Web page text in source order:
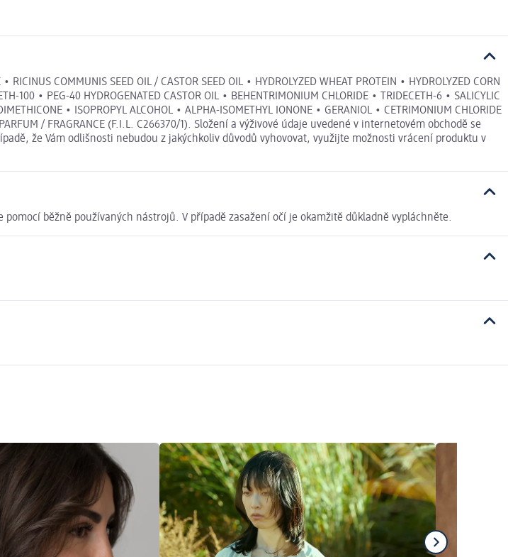
COMMUNIS SEED OIL / CASTOR SEED OIL • HYDROLYZED WHEAT PROTEIN • HYDROLYZED CORN
100 • PEG-40 HYDROGENATED CASTOR OIL • BEHENTRIMONIUM CHLORIDE • TRIDECETH-6 • SALICYLIC
• ISOPROPYL ALCOHOL • ALPHA-ISOMETHYL IONONE • GERANIOL • CETRIMONIUM CHLORIDE
/ FRAGRANCE (F.I.L. C266370/1). Složení a výživové údaje uvedené v internetovém obchodě se
že Vám odlišnosti nebudou z jakýchkoliv důvodů vyhovovat, využijte možnosti vrácení produktu v
běžně používaných nástrojů. V případě zasažení očí je okamžitě důkladně vypláchněte.